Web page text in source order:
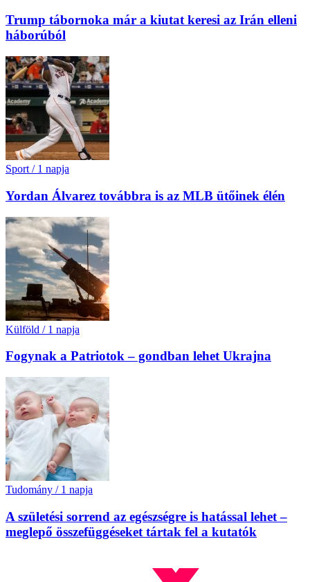
Trump tábornoka már a kiutat keresi az Irán elleni
háborúból
Sport / 1 napja
Yordan Álvarez továbbra is az MLB ütőinek élén
Külföld / 1 napja
Fogynak a Patriotok – gondban lehet Ukrajna
Tudomány / 1 napja
A születési sorrend az egészségre is hatással lehet –
meglepő összefüggéseket tártak fel a kutatók